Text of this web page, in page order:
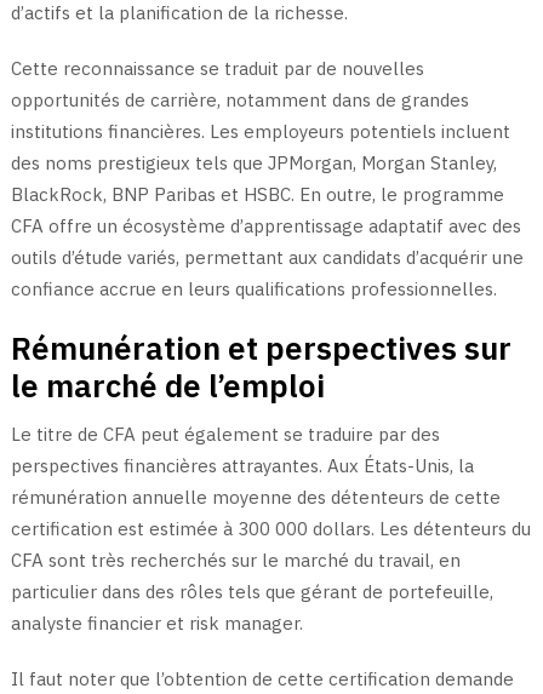
d’actifs et la planification de la richesse.
Cette reconnaissance se traduit par de nouvelles
opportunités de carrière, notamment dans de grandes
institutions financières. Les employeurs potentiels incluent
des noms prestigieux tels que JPMorgan, Morgan Stanley,
BlackRock, BNP Paribas et HSBC. En outre, le programme
CFA offre un écosystème d’apprentissage adaptatif avec des
outils d’étude variés, permettant aux candidats d’acquérir une
confiance accrue en leurs qualifications professionnelles.
Rémunération et perspectives sur
le marché de l’emploi
Le titre de CFA peut également se traduire par des
perspectives financières attrayantes. Aux États-Unis, la
rémunération annuelle moyenne des détenteurs de cette
certification est estimée à 300 000 dollars. Les détenteurs du
CFA sont très recherchés sur le marché du travail, en
particulier dans des rôles tels que gérant de portefeuille,
analyste financier et risk manager.
Il faut noter que l’obtention de cette certification demande